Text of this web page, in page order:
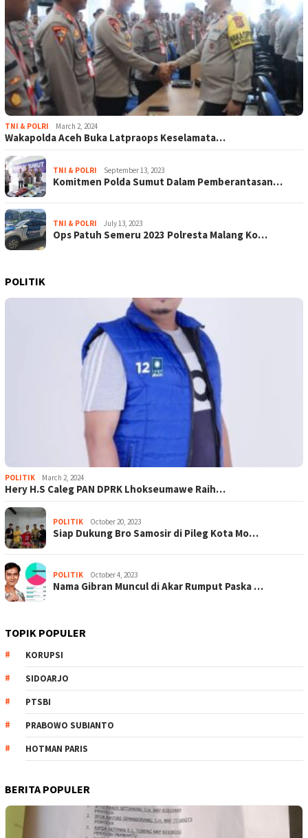
TNI & POLRI March 2, 2024
Wakapolda Aceh Buka Latpraops Keselamata…
TNI & POLRI September 13, 2023
Komitmen Polda Sumut Dalam Pemberantasan…
TNI & POLRI July 13, 2023
Ops Patuh Semeru 2023 Polresta Malang Ko…
POLITIK
POLITIK March 2, 2024
Hery H.S Caleg PAN DPRK Lhokseumawe Raih…
POLITIK October 20, 2023
Siap Dukung Bro Samosir di Pileg Kota Mo…
POLITIK October 4, 2023
Nama Gibran Muncul di Akar Rumput Paska …
TOPIK POPULER
KORUPSI
SIDOARJO
PTSBI
PRABOWO SUBIANTO
HOTMAN PARIS
BERITA POPULER